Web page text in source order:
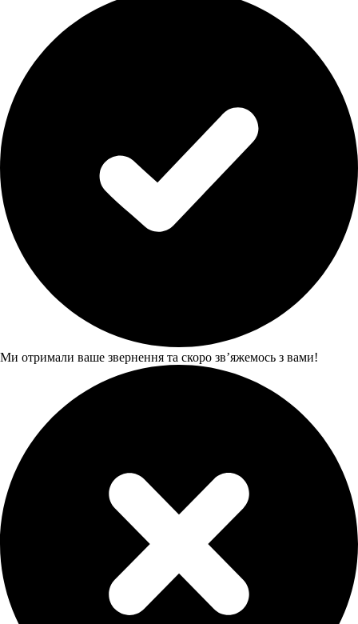
Ми отримали ваше звернення та скоро звʼяжемось з вами!